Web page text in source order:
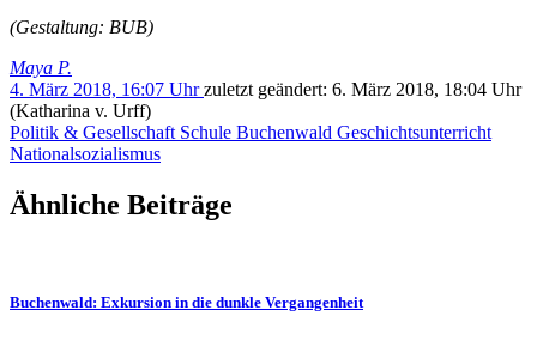
(Gestaltung: BUB)
Maya P.
4. März 2018, 16:07 Uhrzuletzt geändert: 6. März 2018, 18:04 Uhr
(Katharina v. Urff)
Politik & Gesellschaft Schule Buchenwald Geschichtsunterricht
Nationalsozialismus
Ähnliche Beiträge
Buchenwald: Exkursion in die dunkle Vergangenheit